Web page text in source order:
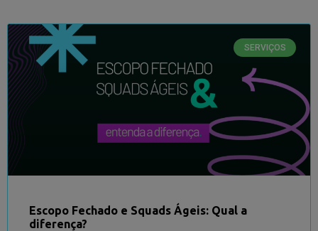
SERVIÇOS
Escopo Fechado e Squads Ágeis: Qual a
diferença?